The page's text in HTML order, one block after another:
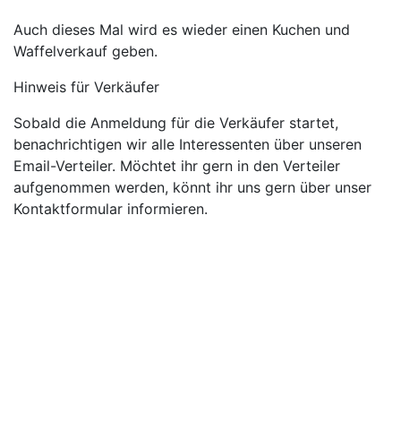
Auch dieses Mal wird es wieder einen Kuchen und
Waffelverkauf geben.
Hinweis für Verkäufer
Sobald die Anmeldung für die Verkäufer startet,
benachrichtigen wir alle Interessenten über unseren
Email-Verteiler. Möchtet ihr gern in den Verteiler
aufgenommen werden, könnt ihr uns gern über unser
Kontaktformular informieren.